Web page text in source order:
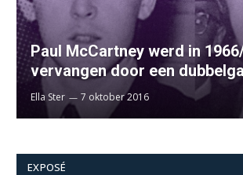
Paul McCartney werd in
vervangen door een
Ella Ster 7 oktober 2016
EXPOSÉ